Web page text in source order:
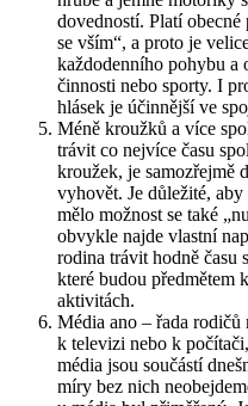
dovedností. Platí
se vším“, a proto je
každodenního pohybu a
činnosti nebo sporty. I
hlásek je účinnější ve
Méně kroužků a více
trávit co nejvíce času
kroužek, je samozřejmě
vyhovět. Je důležité,
mělo možnost se také
obvykle najde vlastní
rodina trávit hodně času
které budou předmětem
aktivitách.
Média ano – řada
k televizi nebo k
média jsou součástí
míry bez nich